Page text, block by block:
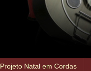
Projeto Natal em Cordas